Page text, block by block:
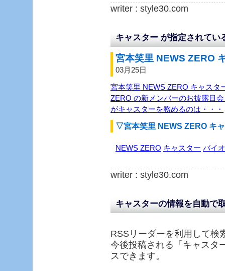
writer : style30.com
キャスター が指定されてい
宮本笑里 NEWS ZERO
03月25日
宮本笑里 NEWS ZERO キャスタ
ZERO の新メンバーのお披露目
がキャスターを務めるのは・・・
▽宮本笑里 NEWS ZERO キ
NEWS ZERO キャスター バイ
writer : style30.com
キャスターの情報を自動で
RSSリーダーを利用して検
今後投稿される「 キャスタ
スできます。